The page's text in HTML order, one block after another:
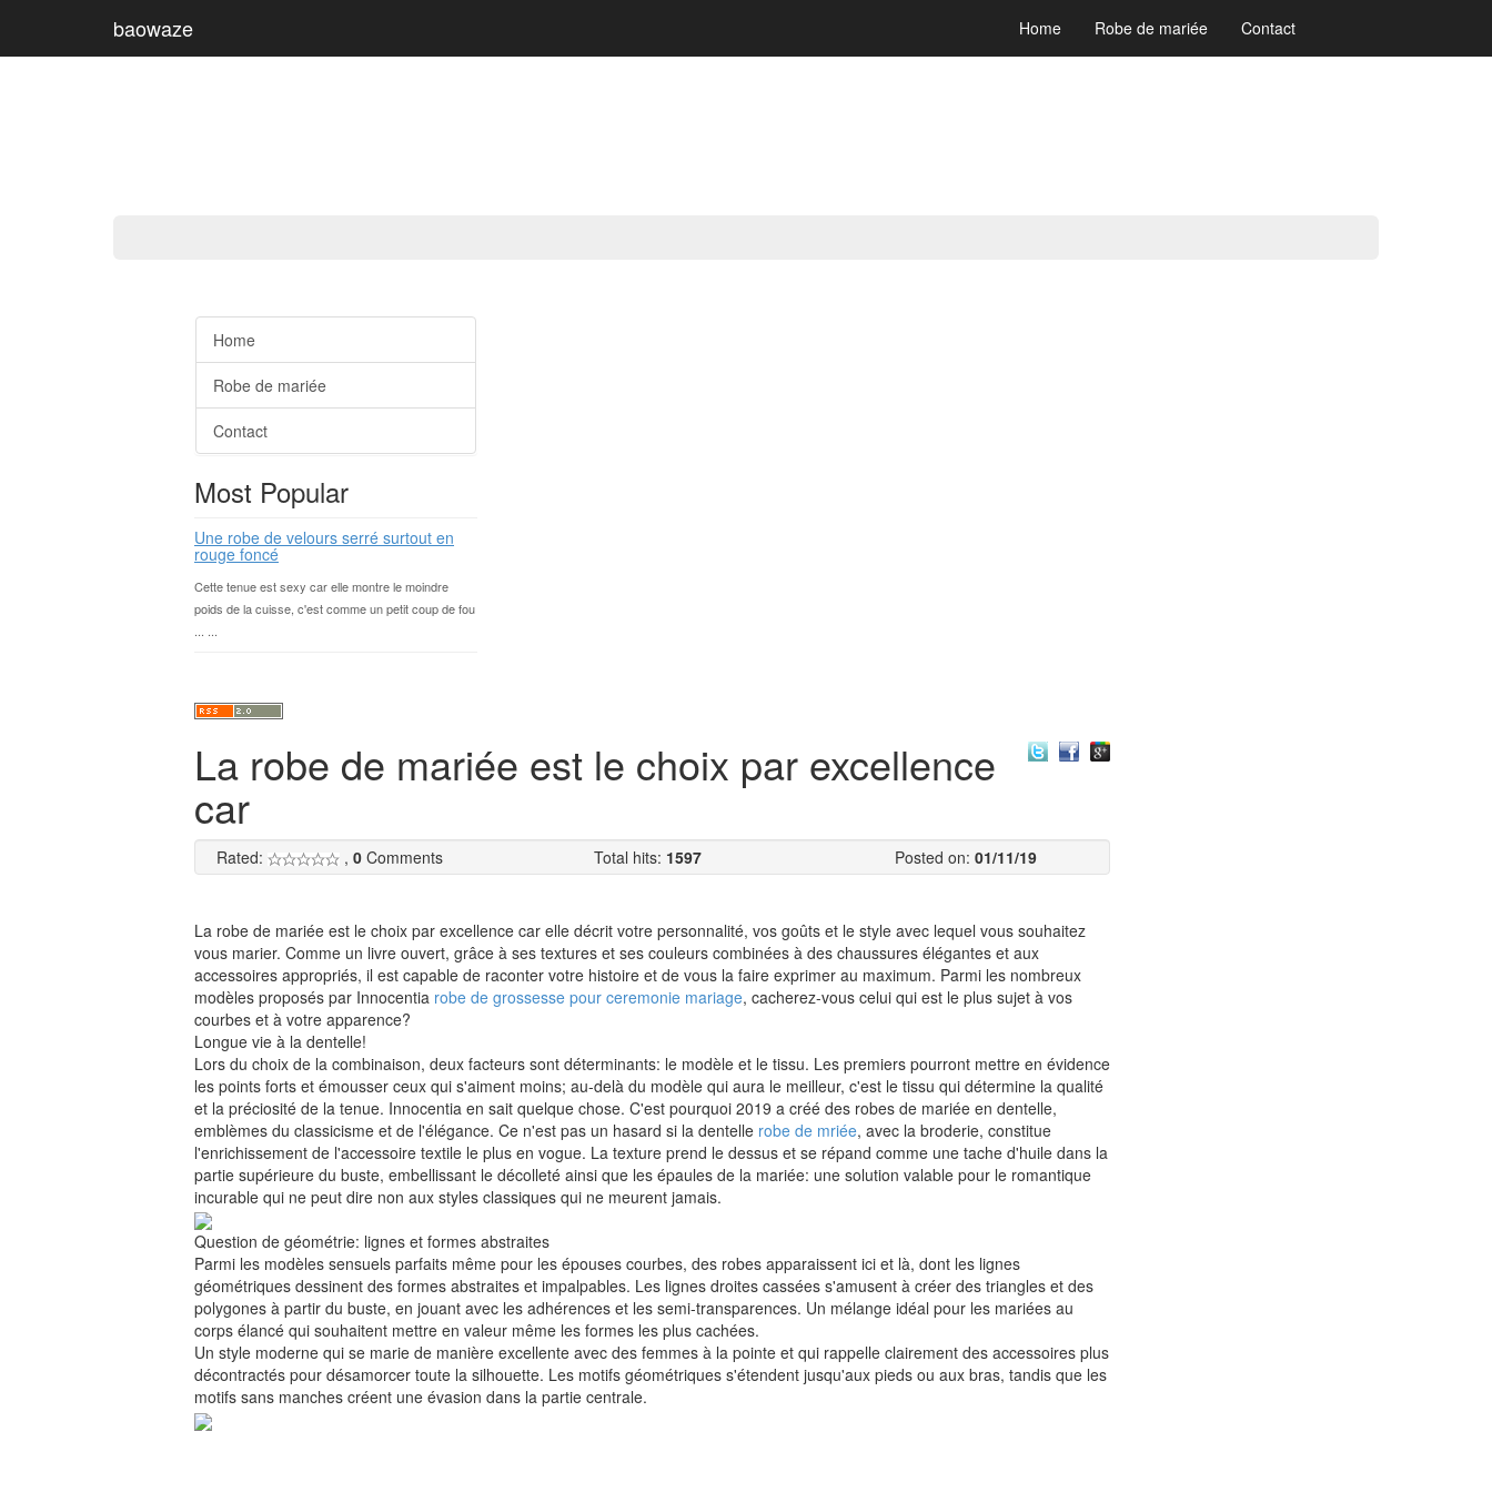
baowaze Home Robe de mariée Contact
Home
Robe de mariée
Contact
Most Popular
Une robe de velours serré surtout en
rouge foncé
Cette tenue est sexy car elle montre le moindre
poids de la cuisse, c'est comme un petit coup de fou
La robe de mariée est le choix par excellence
car
Rated: , 0 Comments Total hits: 1597 Posted on:01/11/19
La robe de mariée est le choix par excellence car elle décrit votre personnalité, vos goûts et le style avec lequel vous souhaitez
vous marier. Comme un livre ouvert, grâce à ses textures et ses couleurs combinées à des chaussures élégantes et aux
accessoires appropriés, il est capable de raconter votre histoire et de vous la faire exprimer au maximum. Parmi les nombreux
modèles proposés par Innocentia robe de grossesse pour ceremonie mariage, cacherez-vous celui qui est le plus sujet à vos
courbes et à votre apparence?
Longue vie à la dentelle!
Lors du choix de la combinaison, deux facteurs sont déterminants: le modèle et le tissu. Les premiers pourront mettre en évidence
les points forts et émousser ceux qui s'aiment moins; au-delà du modèle qui aura le meilleur, c'est le tissu qui détermine la qualité
et la préciosité de la tenue. Innocentia en sait quelque chose. C'est pourquoi 2019 a créé des robes de mariée en dentelle,
emblèmes du classicisme et de l'élégance. Ce n'est pas un hasard si la dentelle robe de mriée, avec la broderie, constitue
l'enrichissement de l'accessoire textile le plus en vogue. La texture prend le dessus et se répand comme une tache d'huile dans la
partie supérieure du buste, embellissant le décolleté ainsi que les épaules de la mariée: une solution valable pour le romantique
incurable qui ne peut dire non aux styles classiques qui ne meurent jamais.
Question de géométrie: lignes et formes abstraites
Parmi les modèles sensuels parfaits même pour les épouses courbes, des robes apparaissent ici et là, dont les lignes
géométriques dessinent des formes abstraites et impalpables. Les lignes droites cassées s'amusent à créer des triangles et des
polygones à partir du buste, en jouant avec les adhérences et les semi-transparences. Un mélange idéal pour les mariées au
corps élancé qui souhaitent mettre en valeur même les formes les plus cachées.
Un style moderne qui se marie de manière excellente avec des femmes à la pointe et qui rappelle clairement des accessoires plus
décontractés pour désamorcer toute la silhouette. Les motifs géométriques s'étendent jusqu'aux pieds ou aux bras, tandis que les
motifs sans manches créent une évasion dans la partie centrale.